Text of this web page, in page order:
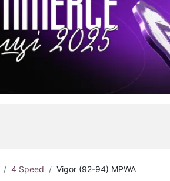
4 Speed Vigor (92-94) MPWA